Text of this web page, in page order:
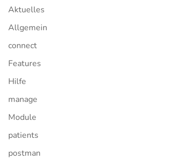
Aktuelles
Allgemein
connect
Features
Hilfe
manage
Module
patients
postman